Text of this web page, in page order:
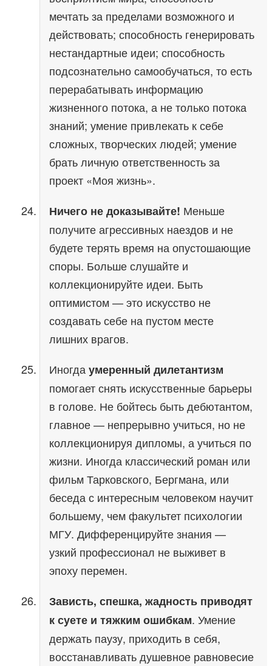
мечтать за пределами возможного и
действовать; способность генерировать
нестандартные идеи; способность
подсознательно самообучаться, то есть
перерабатывать информацию
жизненного потока, а не только потока
знаний; умение привлекать к себе
сложных, творческих людей; умение
брать личную ответственность за
проект «Моя жизнь».
Ничего не доказывайте! Меньше
получите агрессивных наездов и не
будете терять время на опустошающие
споры. Больше слушайте и
коллекционируйте идеи. Быть
оптимистом — это искусство не
создавать себе на пустом месте
лишних врагов.
Иногдаумеренный дилетантизм
помогает снять искусственные барьеры
в голове. Не бойтесь быть дебютантом,
главное — непрерывно учиться, но не
коллекционируя дипломы, а учиться по
жизни. Иногда классический роман или
фильм Тарковского, Бергмана, или
беседа с интересным человеком научит
большему, чем факультет психологии
МГУ. Дифференцируйте знания —
узкий профессионал не выживет в
эпоху перемен.
Зависть, спешка, жадность приводят
к суете и тяжким ошибкам. Умение
держать паузу, приходить в себя,
восстанавливать душевное равновесие